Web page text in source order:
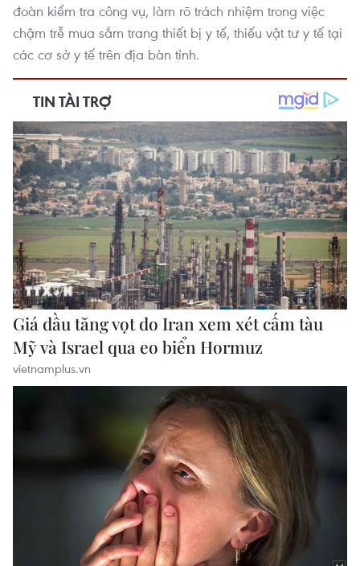
đoàn kiểm tra công vụ, làm rõ trách nhiệm trong việc
chậm trễ mua sắm trang thiết bị y tế, thiếu vật tư y tế tại
các cơ sở y tế trên địa bàn tỉnh.